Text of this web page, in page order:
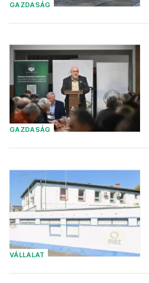
GAZDASÁG
GAZDASÁG
VÁLLALAT